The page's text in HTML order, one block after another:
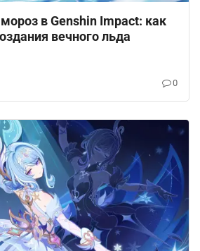
в Genshin Impact: как
вечного льда
0